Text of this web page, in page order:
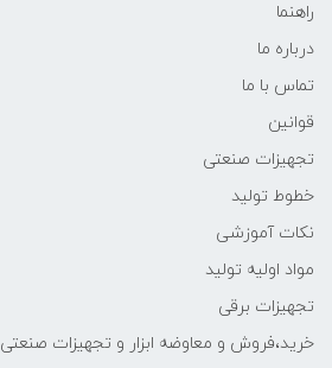
راهنما
درباره ما
تماس با ما
قوانین
تجهیزات صنعتی
خطوط تولید
نکات آموزشی
مواد اولیه تولید
تجهیزات برقی
خرید،فروش و معاوضه ابزار و تجهیزات صنعتی